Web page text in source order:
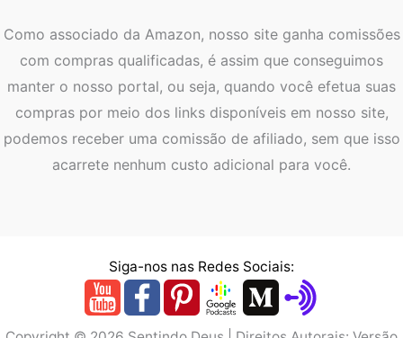
Como associado da Amazon, nosso site ganha comissões
com compras qualificadas, é assim que conseguimos
manter o nosso portal, ou seja, quando você efetua suas
compras por meio dos links disponíveis em nosso site,
podemos receber uma comissão de afiliado, sem que isso
acarrete nenhum custo adicional para você.
Siga-nos nas Redes Sociais: